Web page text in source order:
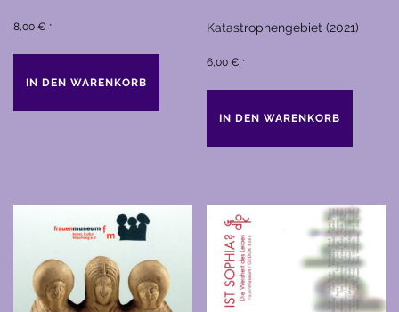
8,00 € *
IN DEN WARENKORB
Katastrophengebiet (2021)
6,00€ *
IN DEN WARENKORB